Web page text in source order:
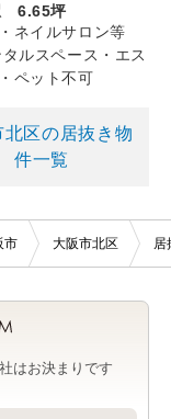
6.65坪
ネイルサロン等
ルスペース・エス
ペット不可
北区の居抜き物
件一覧
市 大阪市北区 居
はお決まりです